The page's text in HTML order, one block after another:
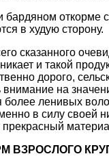
бардяном откорме
в худую сторону.
сказанного
и такой
дорого,
внимание на
более ленивых
в силу своей
прекрасный
ВЗРОСЛОГО